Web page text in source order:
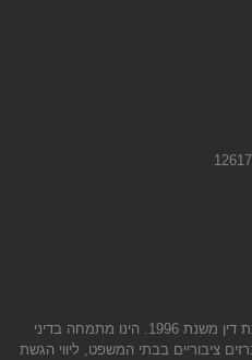
ד”ר אורן שבת, עו”ד הינו מוסמך לעריכת דין משנת 1996. הינו מתמחה בדיני
ציבוריים בבתי המשפט, ליווי הגשת